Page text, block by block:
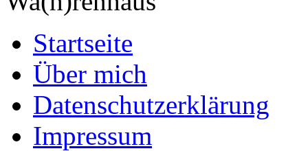
Startseite
Über mich
Datenschutzerklärung
Impressum